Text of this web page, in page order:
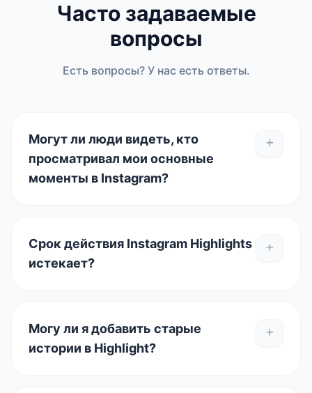
Часто задаваемые
вопросы
Есть вопросы? У нас есть ответы.
Могут ли люди видеть, кто
просматривал мои основные
моменты в Instagram?
Срок действия Instagram Highlights
истекает?
Могу ли я добавить старые
истории в Highlight?